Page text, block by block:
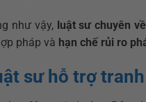
như vậy, luật sư chuyên
pháp và hạn chế rủi ro
sư hỗ trợ